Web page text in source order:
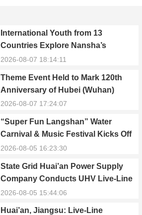
International Youth from 13
Countries Explore Nansha’s
Technology, Heritage, and Rural
2026-08-07 18:14:11
Theme Event Held to Mark 120th
Anniversary of Hubei (Wuhan)
Public Electric Utility
2026-08-07 17:24:07
“Super Fun Langshan” Water
Carnival & Music Festival Kicks Off
in Xinning, Hunan
2026-08-05 16:23:30
State Grid Huai’an Power Supply
Company Conducts UHV Live-Line
Maintenance to Safeguard Reliable
2026-08-05 15:44:06
Huai’an, Jiangsu: Live-Line